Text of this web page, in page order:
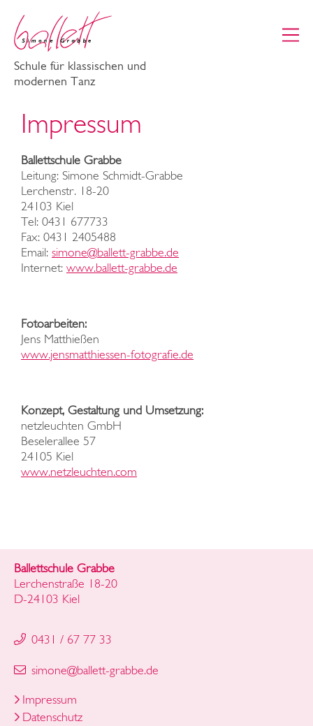
Schule für klassischen und
modernen Tanz
Impressum
Ballettschule Grabbe
Leitung: Simone Schmidt-Grabbe
Lerchenstr. 18-20
24103 Kiel
Tel: 0431 677733
Fax: 0431 2405488
Email: simone@ballett-grabbe.de
Internet: www.ballett-grabbe.de
Fotoarbeiten:
Jens Matthießen
www.jensmatthiessen-fotografie.de
Konzept, Gestaltung und Umsetzung:
netzleuchten GmbH
Beselerallee 57
24105 Kiel
www.netzleuchten.com
Ballettschule Grabbe
Lerchenstraße 18-20
D-24103 Kiel
0431 / 67 77 33
simone@ballett-grabbe.de
Impressum
Datenschutz